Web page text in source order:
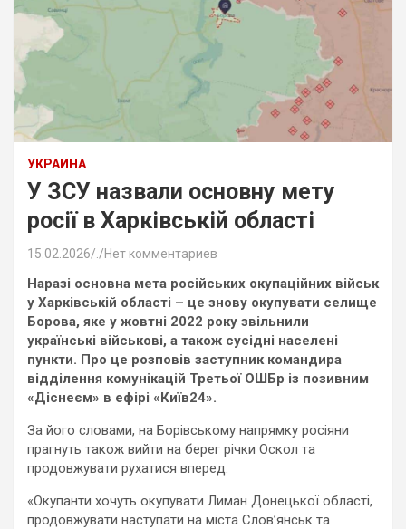
УКРАИНА
У ЗСУ назвали основну мету
росії в Харківській області
15.02.2026 Нет комментариев
Наразі основна мета російських окупаційних військ
у Харківській області – це знову окупувати селище
Борова, яке у жовтні 2022 року звільнили
українські військові, а також сусідні населені
пункти. Про це розповів заступник командира
відділення комунікацій Третьої ОШБр із позивним
«Діснеєм» в ефірі «Київ24».
За його словами, на Борівському напрямку росіяни
прагнуть також вийти на берег річки Оскол та
продовжувати рухатися вперед.
«Окупанти хочуть окупувати Лиман Донецької області,
продовжувати наступати на міста Слов’янськ та